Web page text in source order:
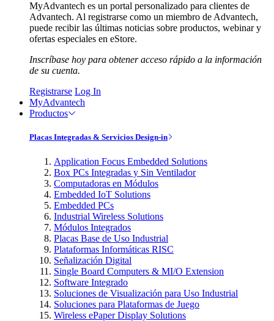
MyAdvantech es un portal personalizado para clientes de
Advantech. Al registrarse como un miembro de Advantech,
puede recibir las últimas noticias sobre productos, webinar y
ofertas especiales en eStore.
Inscríbase hoy para obtener acceso rápido a la información
de su cuenta.
Registrarse Log In
MyAdvantech
Productos
Placas Integradas & Servicios Design-in
Application Focus Embedded Solutions
Box PCs Integradas y Sin Ventilador
Computadoras en Módulos
Embedded IoT Solutions
Embedded PCs
Industrial Wireless Solutions
Módulos Integrados
Placas Base de Uso Industrial
Plataformas Informáticas RISC
Señalización Digital
Single Board Computers & MI/O Extension
Software Integrado
Soluciones de Visualización para Uso Industrial
Soluciones para Plataformas de Juego
Wireless ePaper Display Solutions